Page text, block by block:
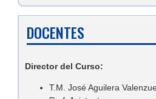
DOCENTES
Director del Curso:
T.M. José Aguilera